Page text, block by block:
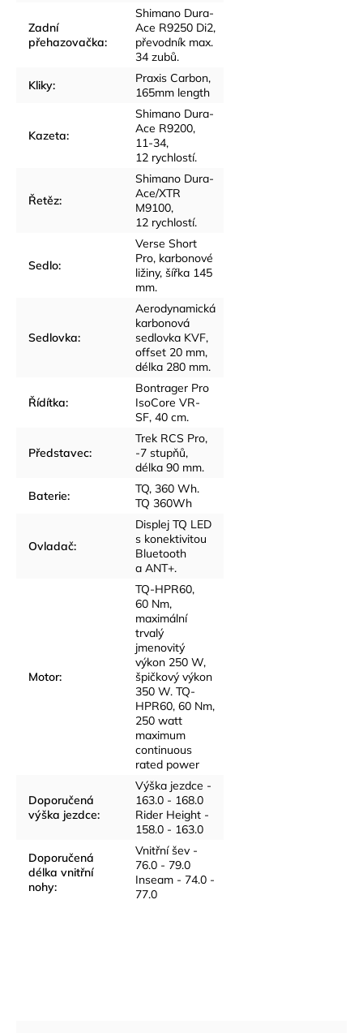
Zadní
přehazovačka:
Shimano Dura-
Ace R9250 Di2,
převodník max.
34 zubů.
Kliky:
Praxis Carbon,
165mm length
Kazeta:
Shimano Dura-
Ace R9200,
11-34,
12 rychlostí.
Řetěz:
Shimano Dura-
Ace/XTR
M9100,
12 rychlostí.
Sedlo:
Verse Short
Pro, karbonové
ližiny, šířka 145
mm.
Sedlovka:
Aerodynamická
karbonová
sedlovka KVF,
offset 20 mm,
délka 280 mm.
Řídítka:
Bontrager Pro
IsoCore VR-
SF, 40 cm.
Představec:
Trek RCS Pro,
-7 stupňů,
délka 90 mm.
Baterie:
TQ, 360 Wh.
TQ 360Wh
Ovladač:
Displej TQ LED
s konektivitou
Bluetooth
a ANT+.
Motor:
TQ-HPR60,
60 Nm,
maximální
trvalý
jmenovitý
výkon 250 W,
špičkový výkon
350 W. TQ-
HPR60, 60 Nm,
250 watt
maximum
continuous
rated power
Doporučená
výška jezdce:
Výška jezdce -
163.0 - 168.0
Rider Height -
158.0 - 163.0
Doporučená
délka vnitřní
nohy:
Vnitřní šev -
76.0 - 79.0
Inseam - 74.0 -
77.0